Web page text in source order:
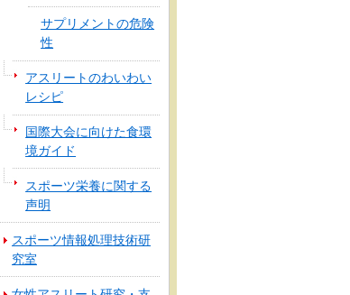
サプリメントの危険
性
アスリートのわいわい
レシピ
国際大会に向けた食環
境ガイド
スポーツ栄養に関する
声明
スポーツ情報処理技術研
究室